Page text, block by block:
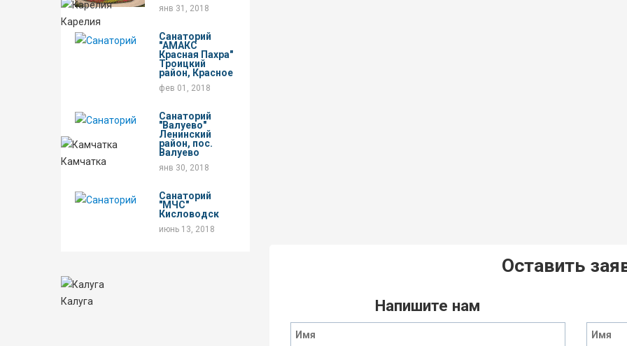
Карелия
Камчатка
Калуга
янв 31, 2018
Санаторий
"АМАКС
Красная Пахра"
Троицкий
район, Красное
фев 01, 2018
Санаторий
"Валуево"
Ленинский
район, пос.
Валуево
янв 30, 2018
Санаторий
"МЧС"
Кисловодск
июнь 13, 2018
Оставить
Напишите нам